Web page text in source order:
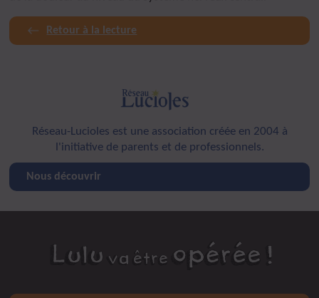
Retour à la lecture
Réseau-Lucioles est une association créée en 2004 à
l'initiative de parents et de professionnels.
Nous découvrir